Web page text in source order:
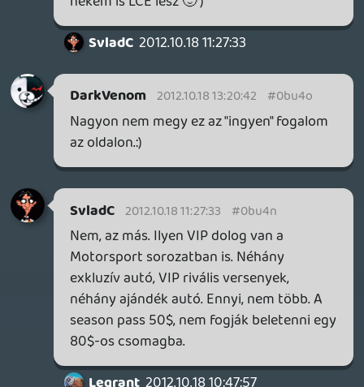
Nagyon nagy film imádom. Kár, hogy a
mostani filmeknél inkább a látványra
mennek és nem annyira a szövegre/script-
re. A másik nagy kedvencem:
Samuel L. Jackson utánozhatatlan benne
🙂
liquid 2012.10.18 10:40:21
priest 2012.10.18 10:53:01 #0bu4l
Azért az már elég gáz, hogy még meg sem
jelent, de már bejelentettek hozzá DLC-t.
Én nagyon szeretem a Forza-t, meg is van
az összes rész CE kiadásban, de DLC-t
egyikhez sem vettem, sőt más játékhoz
sem, méghozzá elvből.